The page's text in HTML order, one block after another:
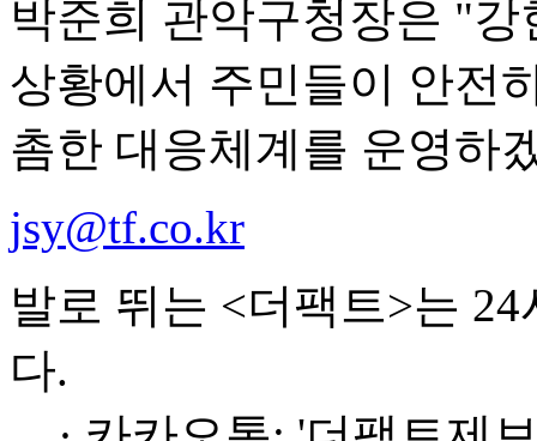
박준희 관악구청장은 "
상황에서 주민들이 안전
촘한 대응체계를 운영하
jsy@tf.co.kr
발로 뛰는 <더팩트>는
다.